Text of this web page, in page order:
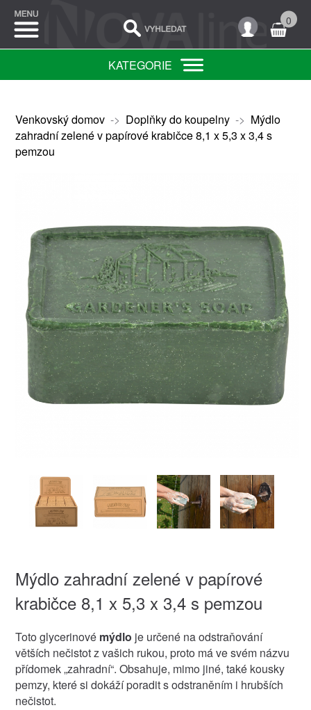
0
KATEGORIE
Venkovský domov-> Doplňky do koupelny-> Mýdlo
zahradní zelené v papírové krabičce 8,1 x 5,3 x 3,4 s
pemzou
Mýdlo zahradní zelené v papírové
krabičce 8,1 x 5,3 x 3,4 s pemzou
Toto glycerinové mýdlo je určené na odstraňování
větších nečistot z vašich rukou, proto má ve svém názvu
přídomek „zahradní“. Obsahuje, mimo jiné, také kousky
pemzy, které si dokáží poradit s odstraněním i hrubších
nečistot.